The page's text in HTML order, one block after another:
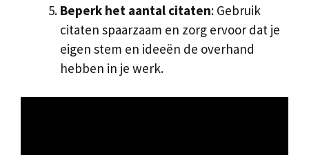
Beperk het aantal citaten: Gebruik
citaten spaarzaam en zorg ervoor dat je
eigen stem en ideeën de overhand
hebben in je werk.